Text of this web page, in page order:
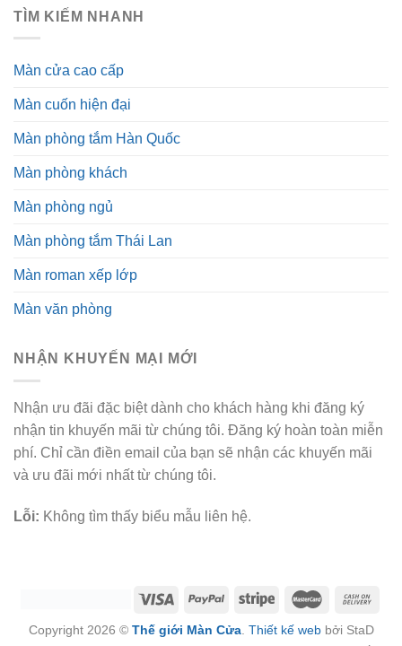
TÌM KIẾM NHANH
Màn cửa cao cấp
Màn cuốn hiện đại
Màn phòng tắm Hàn Quốc
Màn phòng khách
Màn phòng ngủ
Màn phòng tắm Thái Lan
Màn roman xếp lớp
Màn văn phòng
NHẬN KHUYẾN MẠI MỚI
Nhận ưu đãi đặc biệt dành cho khách hàng khi đăng ký
nhận tin khuyến mãi từ chúng tôi. Đăng ký hoàn toàn miễn
phí. Chỉ cần điền email của bạn sẽ nhận các khuyến mãi
và ưu đãi mới nhất từ chúng tôi.
Lỗi: Không tìm thấy biểu mẫu liên hệ.
Copyright 2026 © Thế giới Màn Cửa. Thiết kế webbởi StaD